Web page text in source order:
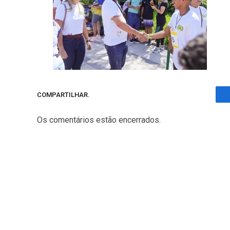
COMPARTILHAR.
Os comentários estão encerrados.